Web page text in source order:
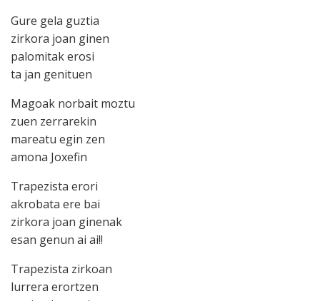
Gure gela guztia
zirkora joan ginen
palomitak erosi
ta jan genituen
Magoak norbait moztu
zuen zerrarekin
mareatu egin zen
amona Joxefin
Trapezista erori
akrobata ere bai
zirkora joan ginenak
esan genun ai ai!!
Trapezista zirkoan
lurrera erortzen